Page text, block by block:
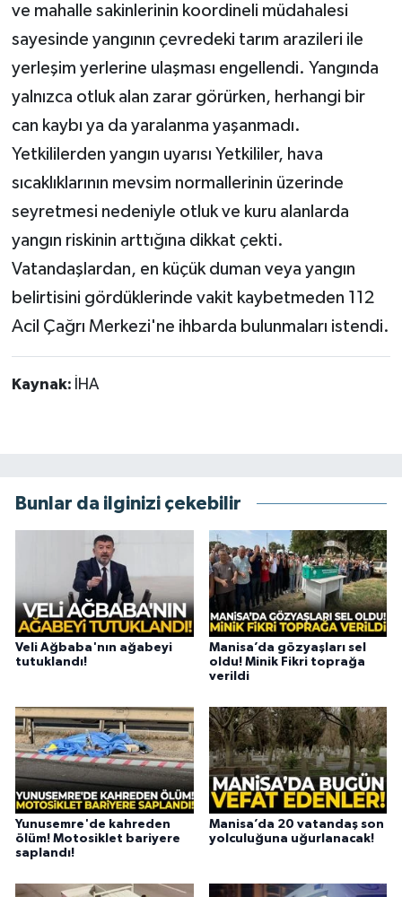
ve mahalle sakinlerinin koordineli müdahalesi
sayesinde yangının çevredeki tarım arazileri ile
yerleşim yerlerine ulaşması engellendi. Yangında
yalnızca otluk alan zarar görürken, herhangi bir
can kaybı ya da yaralanma yaşanmadı.
Yetkililerden yangın uyarısı Yetkililer, hava
sıcaklıklarının mevsim normallerinin üzerinde
seyretmesi nedeniyle otluk ve kuru alanlarda
yangın riskinin arttığına dikkat çekti.
Vatandaşlardan, en küçük duman veya yangın
belirtisini gördüklerinde vakit kaybetmeden 112
Acil Çağrı Merkezi'ne ihbarda bulunmaları istendi.
Kaynak: İHA
Bunlar da ilginizi çekebilir
Veli Ağbaba'nın ağabeyi
tutuklandı!
Manisa’da gözyaşları sel
oldu! Minik Fikri toprağa
verildi
Yunusemre'de kahreden
ölüm! Motosiklet bariyere
saplandı!
Manisa’da 20 vatandaş son
yolculuğuna uğurlanacak!